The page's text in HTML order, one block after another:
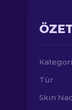
Kategori
Tür
Skin